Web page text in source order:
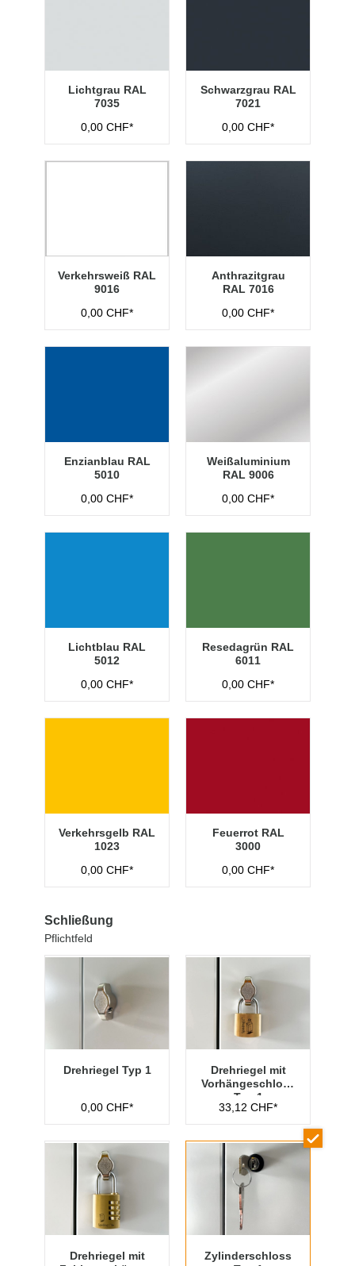
Lichtgrau RAL
7035
0,00 CHF*
Schwarzgrau RAL
7021
0,00 CHF*
Verkehrsweiß RAL
9016
0,00 CHF*
Anthrazitgrau
RAL 7016
0,00 CHF*
Enzianblau RAL
5010
0,00 CHF*
Weißaluminium
RAL 9006
0,00 CHF*
Lichtblau RAL
5012
0,00 CHF*
Resedagrün RAL
6011
0,00 CHF*
Verkehrsgelb RAL
1023
0,00 CHF*
Feuerrot RAL
3000
0,00 CHF*
Schließung
Pflichtfeld
Drehriegel Typ 1
0,00 CHF*
Drehriegel mit
Vorhängeschloss
Typ 1
33,12 CHF*
Drehriegel mit
Zylinderschloss